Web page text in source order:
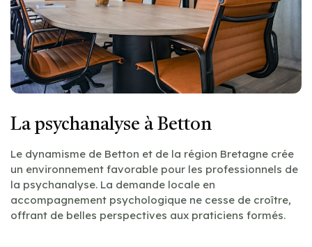
La psychanalyse à Betton
Le dynamisme de Betton et de la région Bretagne crée
un environnement favorable pour les professionnels de
la psychanalyse. La demande locale en
accompagnement psychologique ne cesse de croître,
offrant de belles perspectives aux praticiens formés.